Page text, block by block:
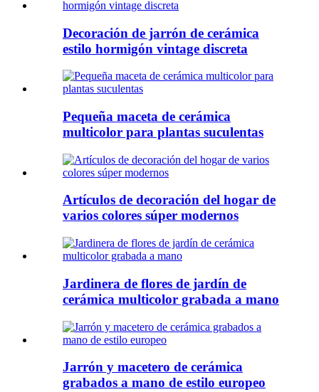
Decoración de jarrón de cerámica
estilo hormigón vintage discreta
Pequeña maceta de cerámica
multicolor para plantas suculentas
Artículos de decoración del hogar de
varios colores súper modernos
Jardinera de flores de jardín de
cerámica multicolor grabada a mano
Jarrón y macetero de cerámica
grabados a mano de estilo europeo